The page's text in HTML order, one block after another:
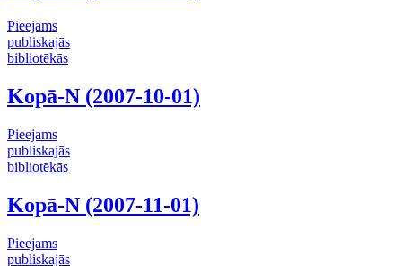
Pieejams
publiskajās
bibliotēkās
Kopā-N (2007-10-01)
Pieejams
publiskajās
bibliotēkās
Kopā-N (2007-11-01)
Pieejams
publiskajās